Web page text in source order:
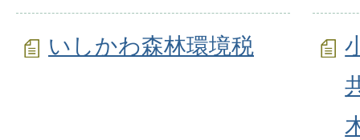
いしかわ森林環境税